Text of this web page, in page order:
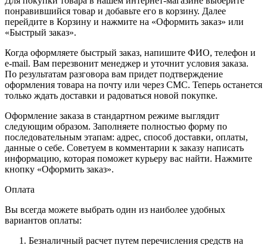
понравившийся товар и добавьте его в корзину. Далее
перейдите в Корзину и нажмите на «Оформить заказ» или
«Быстрый заказ».
Когда оформляете быстрый заказ, напишите ФИО, телефон и
e-mail. Вам перезвонит менеджер и уточнит условия заказа.
По результатам разговора вам придет подтверждение
оформления товара на почту или через СМС. Теперь останется
только ждать доставки и радоваться новой покупке.
Оформление заказа в стандартном режиме выглядит
следующим образом. Заполняете полностью форму по
последовательным этапам: адрес, способ доставки, оплаты,
данные о себе. Советуем в комментарии к заказу написать
информацию, которая поможет курьеру вас найти. Нажмите
кнопку «Оформить заказ».
Оплата
Вы всегда можете выбрать один из наиболее удобных
вариантов оплаты:
Безналичный расчет путем перечисления средств на